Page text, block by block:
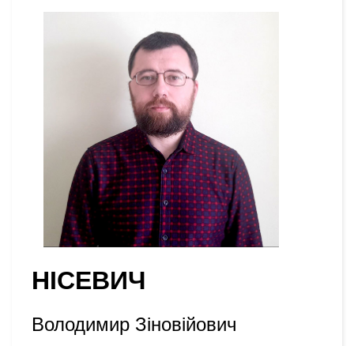
НІСЕВИЧ
Володимир Зіновійович